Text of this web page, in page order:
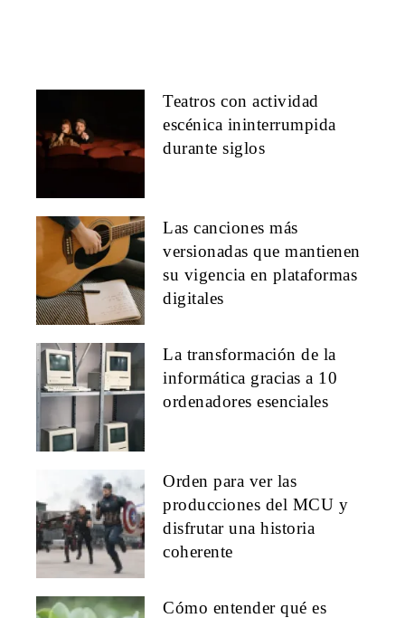
Teatros con actividad
escénica ininterrumpida
durante siglos
Las canciones más
versionadas que mantienen
su vigencia en plataformas
digitales
La transformación de la
informática gracias a 10
ordenadores esenciales
Orden para ver las
producciones del MCU y
disfrutar una historia
coherente
Cómo entender qué es